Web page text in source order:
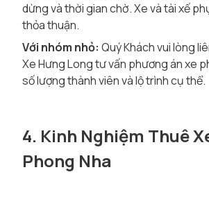
dừng và thời gian chờ. Xe và tài xế
thỏa thuận.
Với nhóm nhỏ: Quý Khách vui lòng
Xe Hưng Long tư vấn phương án xe
số lượng thành viên và lộ trình cụ thể.
4. Kinh Nghiệm Thuê
Phong Nha